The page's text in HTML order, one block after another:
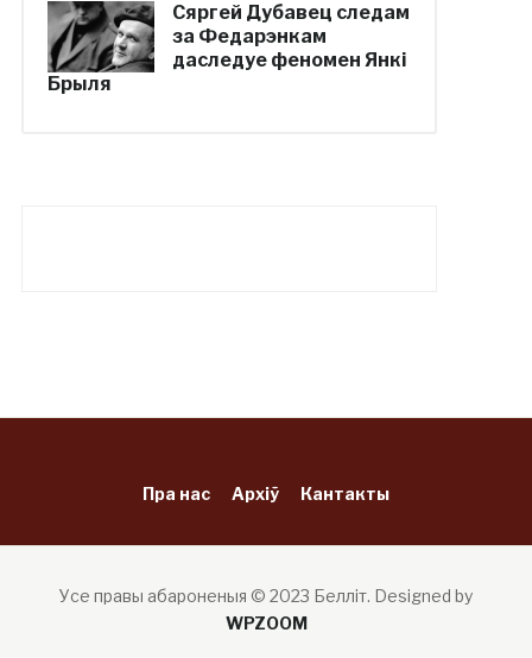
Сяргей Дубавец следам
за Федарэнкам
даследуе феномен Янкі
Брыля
Пра нас Архіў Кантакты
Усе правы абароненыя © 2023 Белліт. Designed by
WPZOOM